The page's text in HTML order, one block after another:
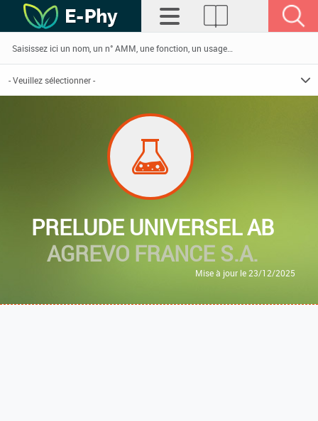
PRELUDE UNIVERSEL AB
AGREVO FRANCE S.A.
Mise à jour le 23/12/2025